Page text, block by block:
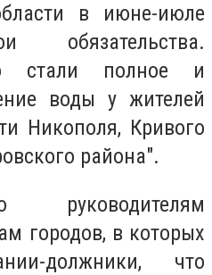
в июне-июле
обязательства.
стали полное и
воды у жителей
Никополя, Кривого
района".
городов, в которых
должники, что